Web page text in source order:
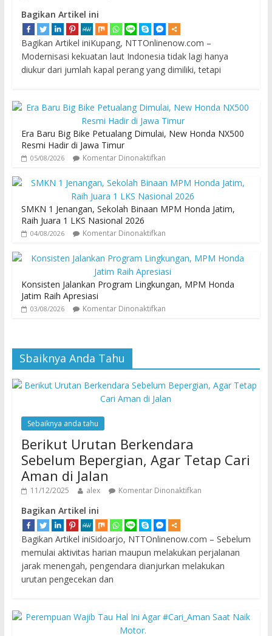
Bagikan Artikel ini
Bagikan Artikel iniKupang, NTTOnlinenow.com –
Modernisasi kekuatan laut Indonesia tidak lagi hanya
diukur dari jumlah kapal perang yang dimiliki, tetapi
Era Baru Big Bike Petualang Dimulai, New Honda NX500
Resmi Hadir di Jawa Timur
05/08/2026 Komentar Dinonaktifkan
SMKN 1 Jenangan, Sekolah Binaan MPM Honda Jatim,
Raih Juara 1 LKS Nasional 2026
04/08/2026 Komentar Dinonaktifkan
Konsisten Jalankan Program Lingkungan, MPM Honda
Jatim Raih Apresiasi
03/08/2026 Komentar Dinonaktifkan
Sbaiknya Anda Tahu
Sebaiknya anda tahu
Berikut Urutan Berkendara
Sebelum Bepergian, Agar Tetap Cari
Aman di Jalan
11/12/2025 alex Komentar Dinonaktifkan
Bagikan Artikel ini
Bagikan Artikel iniSidoarjo, NTTOnlinenow.com – Sebelum
memulai aktivitas harian maupun melakukan perjalanan
jarak menengah, pengendara dianjurkan melakukan
urutan pengecekan dan